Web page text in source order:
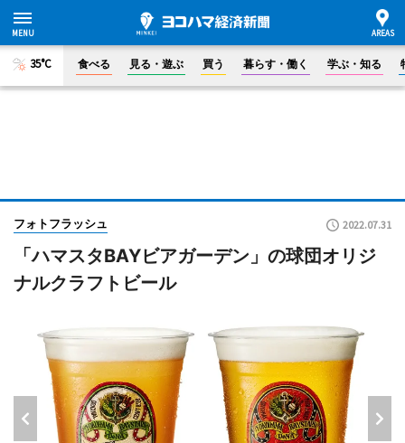
35°C 食べる 見る・遊ぶ 買う 暮らす・働く 学ぶ・知る
フォトフラッシュ 2022.07.31
「ハマスタBAYビアガーデン」の球団オリジ
ナルクラフトビール